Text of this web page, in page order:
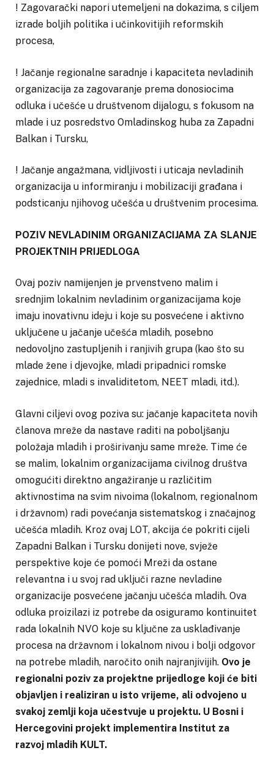
! Zagovarački napori utemeljeni na dokazima, s ciljem
izrade boljih politika i učinkovitijih reformskih
procesa,
! Jačanje regionalne saradnje i kapaciteta nevladinih
organizacija za zagovaranje prema donosiocima
odluka i učešće u društvenom dijalogu, s fokusom na
mlade i uz posredstvo Omladinskog huba za Zapadni
Balkan i Tursku,
! Jačanje angažmana, vidljivosti i uticaja nevladinih
organizacija u informiranju i mobilizaciji građana i
podsticanju njihovog učešća u društvenim procesima.
POZIV NEVLADINIM ORGANIZACIJAMA ZA SLANJE
PROJEKTNIH PRIJEDLOGA
Ovaj poziv namijenjen je prvenstveno malim i
srednjim lokalnim nevladinim organizacijama koje
imaju inovativnu ideju i koje su posvećene i aktivno
uključene u jačanje učešća mladih, posebno
nedovoljno zastupljenih i ranjivih grupa (kao što su
mlade žene i djevojke, mladi pripadnici romske
zajednice, mladi s invaliditetom, NEET mladi, itd.).
Glavni ciljevi ovog poziva su: jačanje kapaciteta novih
članova mreže da nastave raditi na poboljšanju
položaja mladih i proširivanju same mreže. Time će
se malim, lokalnim organizacijama civilnog društva
omogućiti direktno angažiranje u različitim
aktivnostima na svim nivoima (lokalnom, regionalnom
i državnom) radi povećanja sistematskog i značajnog
učešća mladih. Kroz ovaj LOT, akcija će pokriti cijeli
Zapadni Balkan i Tursku donijeti nove, svježe
perspektive koje će pomoći Mreži da ostane
relevantna i u svoj rad uključi razne nevladine
organizacije posvećene jačanju učešća mladih. Ova
odluka proizilazi iz potrebe da osiguramo kontinuitet
rada lokalnih NVO koje su ključne za usklađivanje
procesa na državnom i lokalnom nivou i bolji odgovor
na potrebe mladih, naročito onih najranjivijih. Ovo je
regionalni poziv za projektne prijedloge koji će biti
objavljen i realiziran u isto vrijeme, ali odvojeno u
svakoj zemlji koja učestvuje u projektu. U Bosni i
Hercegovini projekt implementira Institut za
razvoj mladih KULT.